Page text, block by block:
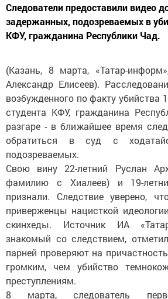
Следователи предоставили видео
задержанных, подозреваемых в
КФУ, гражданина Республики Чад.
(Казань, 8 марта, «Татар-
Александр Елисеев).
возбужденного по факту убийства
студента КФУ, гражданина
разгаре - в ближайшее время
обратиться в суд с
подозреваемых.
Свою вину 22-летний Руслан
фамилию с Хиалеев) и 19-
признали. Следствие уверено,
приверженцы нацисткой
скинхеды. Источник ИА
знакомый со следствием,
парней проверяют на
громким, чем убийство
преступлениям.
8 марта, следователь